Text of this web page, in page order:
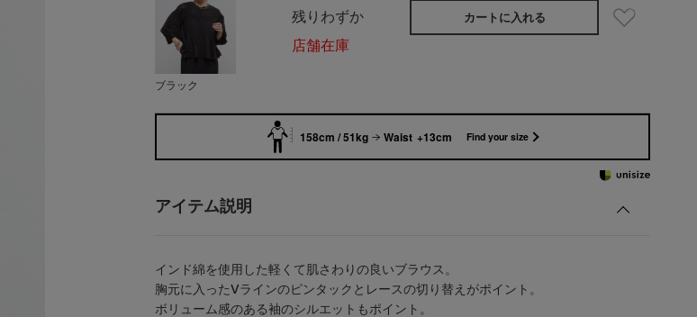
ブラック
残りわずか
店舗在庫
カートに入れる
158cm / 51kg Waist +13cm Find your size
アイテム説明
インド綿を使用した軽くて肌さわりの良いブラウス。
胸元に入ったVラインのピンタックとレースの切り替えがポイント。
ボリューム感のある袖のシルエットもポイント。